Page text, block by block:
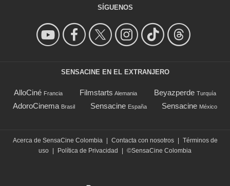
SÍGUENOS
SENSACINE EN EL EXTRANJERO
AlloCiné Francia Filmstarts Alemania Beyazperde Turquía
AdoroCinema Brasil Sensacine España Sensacine México
Acerca de SensaCine Colombia Contacta con nosotros
Términos de
uso
Política de Privacidad ©SensaCine Colombia